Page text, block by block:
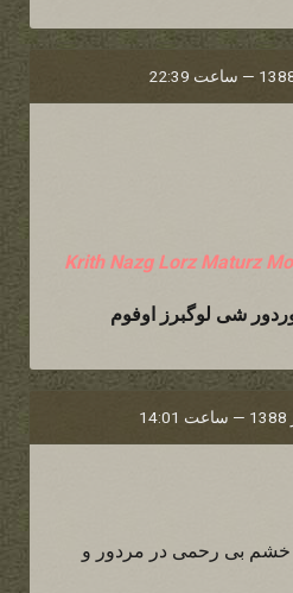
Krith Nazg Lorz Maturz
شی لوگبرز اوفوم
خشم بی رحمی در مردور و